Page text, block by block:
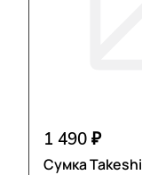
1 490 ₽
Сумка Takeshi